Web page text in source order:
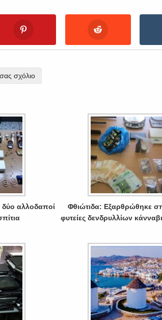
σχόλιο
αλλοδαποί
Φθιώτιδα: Εξαρθρώθηκε
φυτείες δενδρυλλίων